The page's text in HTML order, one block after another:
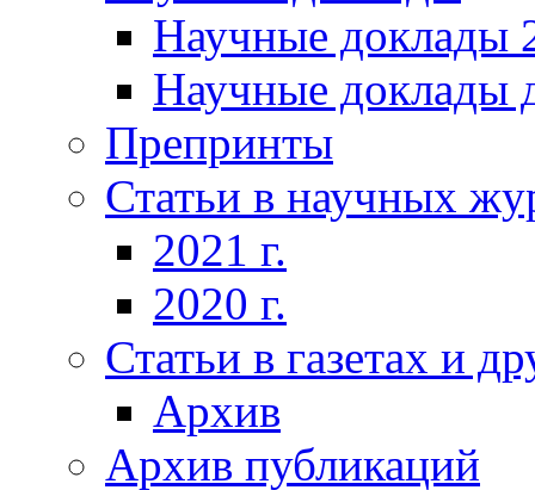
Научные доклады
Научные доклады
Препринты
Статьи в научных
2021 г.
2020 г.
Статьи в газетах и
Архив
Архив публикаций